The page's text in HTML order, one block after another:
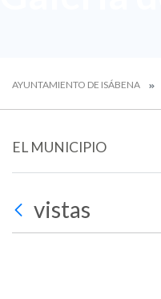
AYUNTAMIENTO DE ISÁBENA
EL MUNICIPIO
vistas